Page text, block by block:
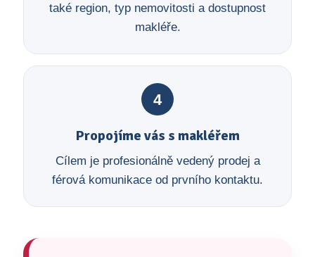
také region, typ nemovitosti a dostupnost
makléře.
4
Propojíme vás s makléřem
Cílem je profesionálně vedený prodej a
férová komunikace od prvního kontaktu.